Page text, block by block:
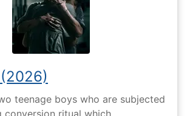
teenage boys who are subjected
conversion ritual which